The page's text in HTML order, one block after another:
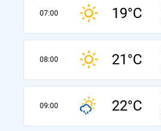
07:00 19°C
08:00 21°C
09:00 22°C